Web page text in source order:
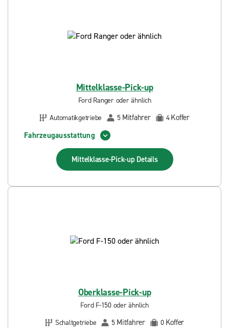
Mittelklasse-Pick-up
Ford Ranger oder ähnlich
Automatikgetriebe
5 Mitfahrer 4Koffer
Fahrzeugausstattung
Mittelklasse-Pick-up Details
Oberklasse-Pick-up
Ford F-150 oder ähnlich
Schaltgetriebe
5 Mitfahrer 0 Koffer